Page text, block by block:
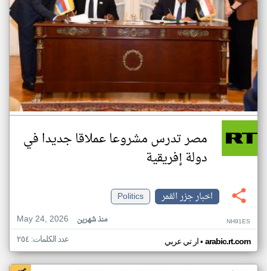
مصر تدرس مشروعا عملاقا جديدا في
دولة إفريقية
اخبار جزر القمر
Politics
May 24, 2026
منذ شهرين NH91ES
ار تي عربي• arabic.rt.com عدد الكلمات: ٢٥٤